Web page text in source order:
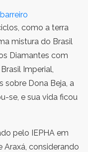
como a terra
mistura do Brasil
Diamantes com
Imperial,
sobre Dona Beja, a
se, e sua vida ficou
pelo IEPHA em
Araxá, considerando